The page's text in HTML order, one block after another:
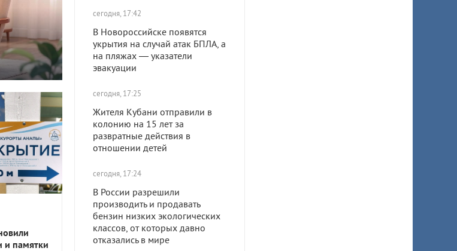
сегодня, 17:42
В Новороссийске появятся
укрытия на случай атак БПЛА, а
на пляжах — указатели
эвакуации
сегодня, 17:25
Жителя Кубани отправили в
колонию на 15 лет за
развратные действия в
отношении детей
сегодня, 17:24
В России разрешили
производить и продавать
бензин низких экологических
классов, от которых давно
отказались в мире
и памятки